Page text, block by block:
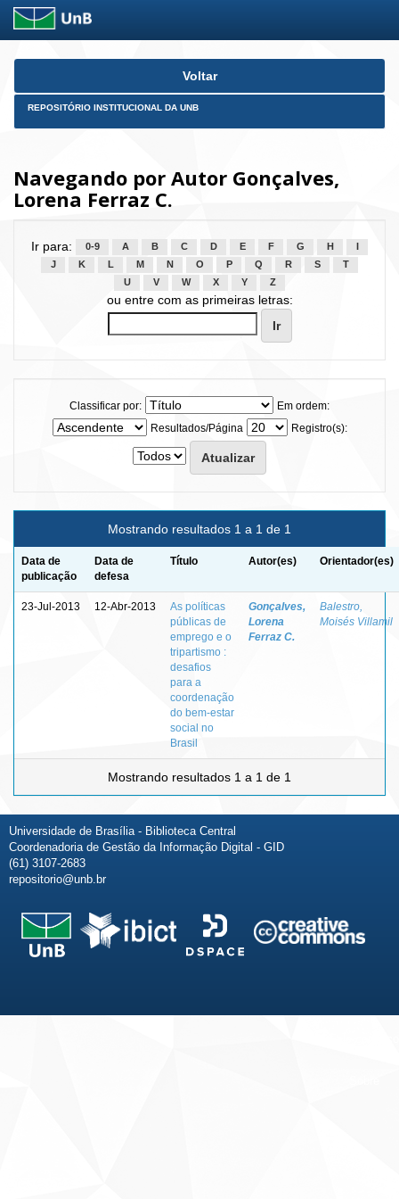
Skip
Voltar
REPOSITÓRIO INSTITUCIONAL DA UNB
Navegando por Autor Gonçalves,
Lorena Ferraz C.
Ir para: 0-9 A B C D E F G H
J
K L M N O P Q R S
T
U
V W X Y Z
ou entre com as primeiras letras:
Classificar por:
Em ordem:
Resultados/Página
Registro(s):
Mostrando resultados 1 a 1 de 1
Data de
publicação
Data de
defesa
Título Autor(es) Orientador(es)
23-Jul-2013 12-Abr-2013
As políticas
públicas de
emprego e o
tripartismo :
desafios
para a
coordenação
do bem-estar
social no
Brasil
Gonçalves,
Lorena
Ferraz C.
Balestro,
Moisés Villamil
Mostrando resultados 1 a 1 de 1
Universidade de Brasília - Biblioteca Central
Coordenadoria de Gestão da Informação Digital - GID
(61) 3107-2683
repositorio@unb.br